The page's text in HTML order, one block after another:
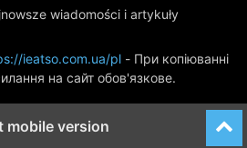
wiadomości i artykuły
ieatso.com.ua/pl - При копіюванні
на сайт обов'язкове.
mobile version